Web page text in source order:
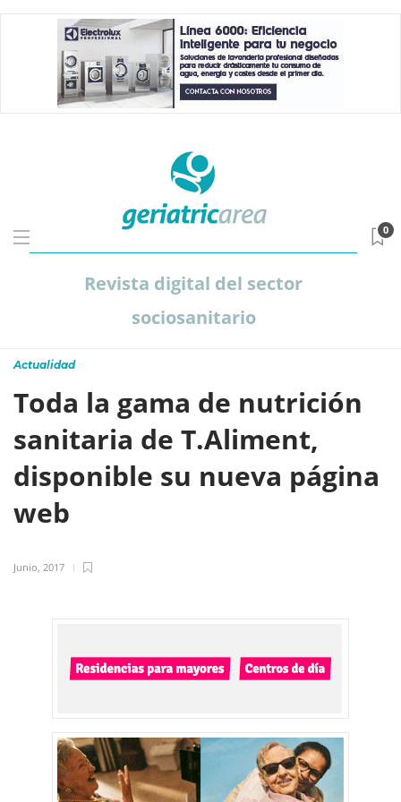
Revista digital del sector
sociosanitario
0
Actualidad
Toda la gama de nutrición
sanitaria de T.Aliment,
disponible su nueva página
web
Junio, 2017